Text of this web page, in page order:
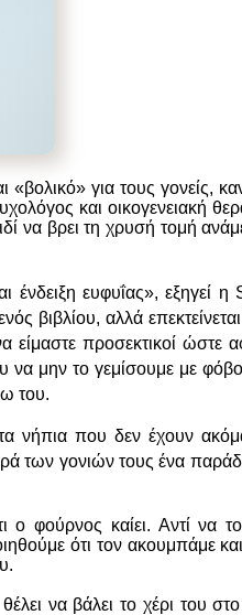
«βολικό» για τους γονείς,
και οικογενειακή
να βρει τη χρυσή τομή
ένδειξη ευφυΐας», εξηγεί η
βιβλίου, αλλά
είμαστε προσεκτικοί ώστε
να μην το γεμίσουμε με
του.
τα νήπια που δεν έχουν
των γονιών τους ένα
ο φούρνος καίει. Αντί να
ότι τον ακουμπάμε
να βάλει το χέρι του